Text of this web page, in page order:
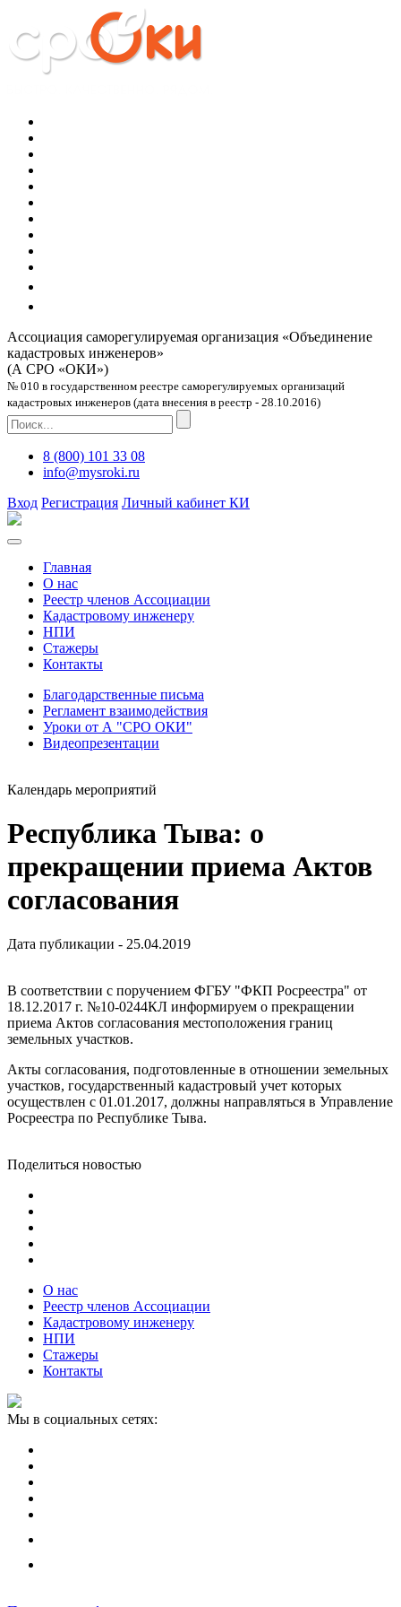
Ассоциация саморегулируемая организация «Объединение
кадастровых инженеров»
(А СРО «ОКИ»)
№ 010 в государственном реестре саморегулируемых организаций
кадастровых инженеров (дата внесения в реестр - 28.10.2016)
8 (800) 101 33 08
info@mysroki.ru
Вход Регистрация Личный кабинет КИ
Главная
О нас
Реестр членов Ассоциации
Кадастровому инженеру
НПИ
Стажеры
Контакты
Благодарственные письма
Регламент взаимодействия
Уроки от А "СРО ОКИ"
Видеопрезентации
Календарь мероприятий
Республика Тыва: о
прекращении приема Актов
согласования
Дата публикации - 25.04.2019
В соответствии с поручением ФГБУ "ФКП Росреестра" от
18.12.2017 г. №10-0244КЛ информируем о прекращении
приема Актов согласования местоположения границ
земельных участков.
Акты согласования, подготовленные в отношении земельных
участков, государственный кадастровый учет которых
осуществлен с 01.01.2017, должны направляться в Управление
Росреестра по Республике Тыва.
Поделиться новостью
О нас
Реестр членов Ассоциации
Кадастровому инженеру
НПИ
Стажеры
Контакты
Мы в социальных сетях: